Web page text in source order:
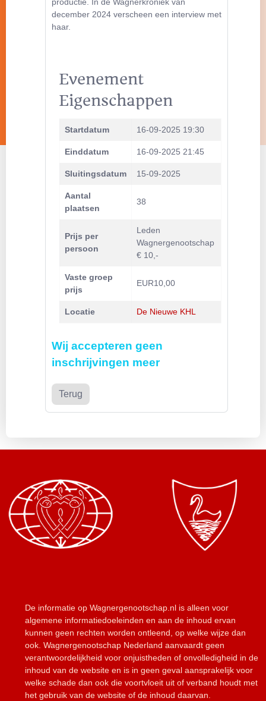
december 2024 verscheen een interview met
haar.
Evenement
Eigenschappen
Startdatum 16-09-2025 19:30
Einddatum 16-09-2025 21:45
Sluitingsdatum 15-09-2025
Aantal
plaatsen
38
Prijs per
persoon
Leden
Wagnergenootschap
€ 10,-
Vaste groep
prijs
EUR10,00
Locatie De Nieuwe KHL
Wij accepteren geen
inschrijvingen meer
Terug
De informatie op Wagnergenootschap.nl is alleen voor
algemene informatiedoeleinden en aan de inhoud ervan
kunnen geen rechten worden ontleend, op welke wijze dan
ook. Wagnergenootschap Nederland aanvaardt geen
verantwoordelijkheid voor onjuistheden of onvolledigheid in de
inhoud van de website en is in geen geval aansprakelijk voor
welke schade dan ook die voortvloeit uit of verband houdt met
het gebruik van de website of de inhoud daarvan.